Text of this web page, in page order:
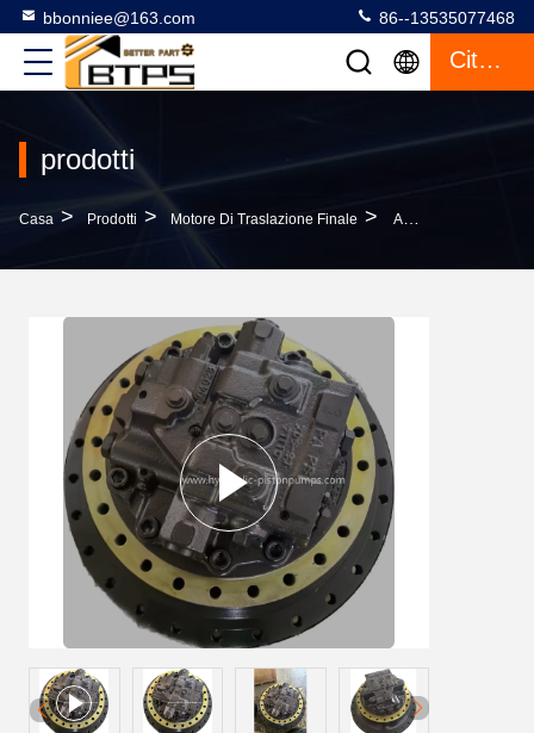
bbonniee@163.com 86--13535077468
Citazione
prodotti
Casa > Prodotti > Motore Di Traslazione Finale > Assy 208-27-00311 Del Motore Di Viaggio Dell'azionamento Finale Di KOMATSU PC400-8